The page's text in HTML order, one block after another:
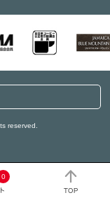
0
reserved.